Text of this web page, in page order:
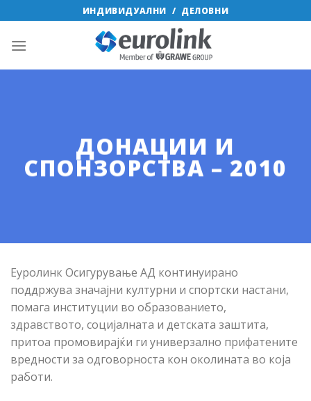
to
content
ИНДИВИДУАЛНИ / ДЕЛОВНИ
ДОНАЦИИ И
СПОНЗОРСТВА – 2010
Еуролинк Осигурување АД континуирано
поддржува значајни културни и спортски настани,
помага институции во образованието,
здравството, социјалната и детската заштита,
притоа промовирајќи ги универзално прифатените
вредности за одговорноста кон околината во која
работи.